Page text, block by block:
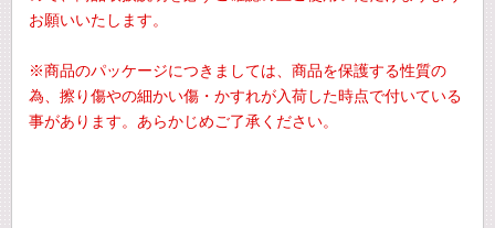
お願いいたします。
※商品のパッケージにつきましては、商品を保護する性質の
為、擦り傷やの細かい傷・かすれが入荷した時点で付いている
事があります。あらかじめご了承ください。